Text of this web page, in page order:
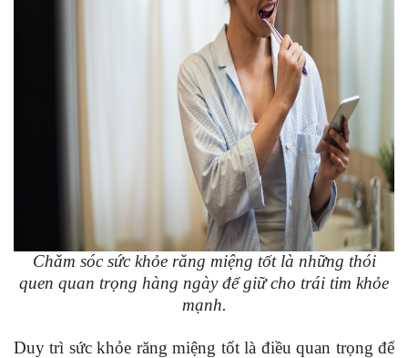
Chăm sóc sức khỏe răng miệng tốt là những thói
quen quan trọng hàng ngày để giữ cho trái tim khỏe
mạnh.
Duy trì sức khỏe răng miệng tốt là điều quan trọng để